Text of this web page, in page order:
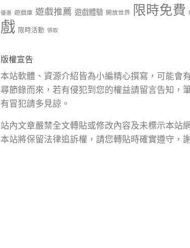
優惠 遊戲庫 遊戲推薦 遊戲體驗 開放世界 限時免費
戲 限時活動 領取
版權宣告
本站軟體、資源介紹皆為小編精心撰寫，可能會
尋節錄而來，若有侵犯到您的權益請留言告知，
有冒犯請多見諒。
站內文章嚴禁全文轉貼或修改內容及未標示本站
本站將保留法律追訴權，請您轉貼時確實遵守，